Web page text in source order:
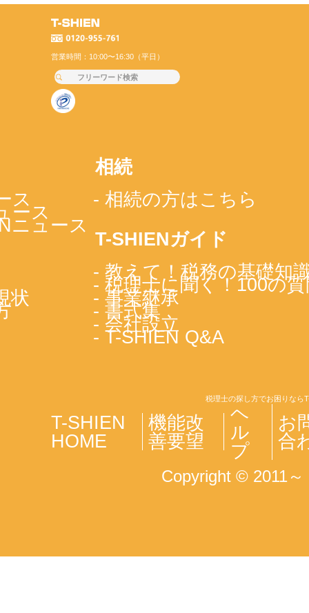
営業時間：10:00〜16:30（平日）
ス
ース
ニュース
状
相続
- 相続の方はこちら
T-SHIENガイド
- 教えて！税務の基礎知
- 税理士に聞く！100の
- 事業継承
- 書式集
- 会社設立
- T-SHIEN Q&A
税理士の探し方でお困りなら
T-SHIEN
HOME
機能改
善要望
ヘ
ル
プ
お
合
Copyright © 2011